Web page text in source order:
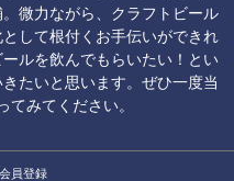
微力ながら、クラフトビール
して根付くお手伝いができれ
ルを飲んでもらいたい！とい
たいと思います。ぜひ一度当
てみてください。
会員登録